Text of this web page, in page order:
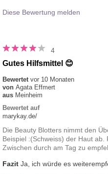
Diese Bewertung melden
4
Gutes Hilfsmittel 😊
Bewertet vor 10 Monaten
von Agata Effmert
aus Meinheim
Bewertet auf
marykay.de/
Die Beauty Blotters nimmt den
Beispiel :(Schweiss) der Haut
Zwischen durch am Tag zu
Fazit Ja, ich würde es